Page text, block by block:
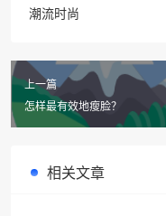
潮流时尚
上一篇
怎样最有效地瘦脸？
相关文章